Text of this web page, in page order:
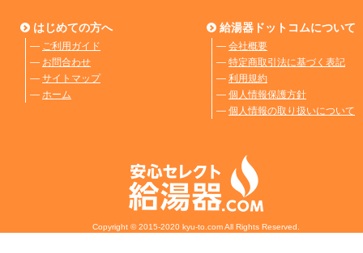
はじめての方へ
― ご利用ガイド
― お問合わせ
― サイトマップ
― ホーム
給湯器ドットコムについて
― 会社概要
― 特定商取引法に基づく表記
― 利用規約
― 個人情報保護方針
― 個人情報の取り扱いについて
Copyright © 2015-2020 kyu-to.com All Rights Reserved.